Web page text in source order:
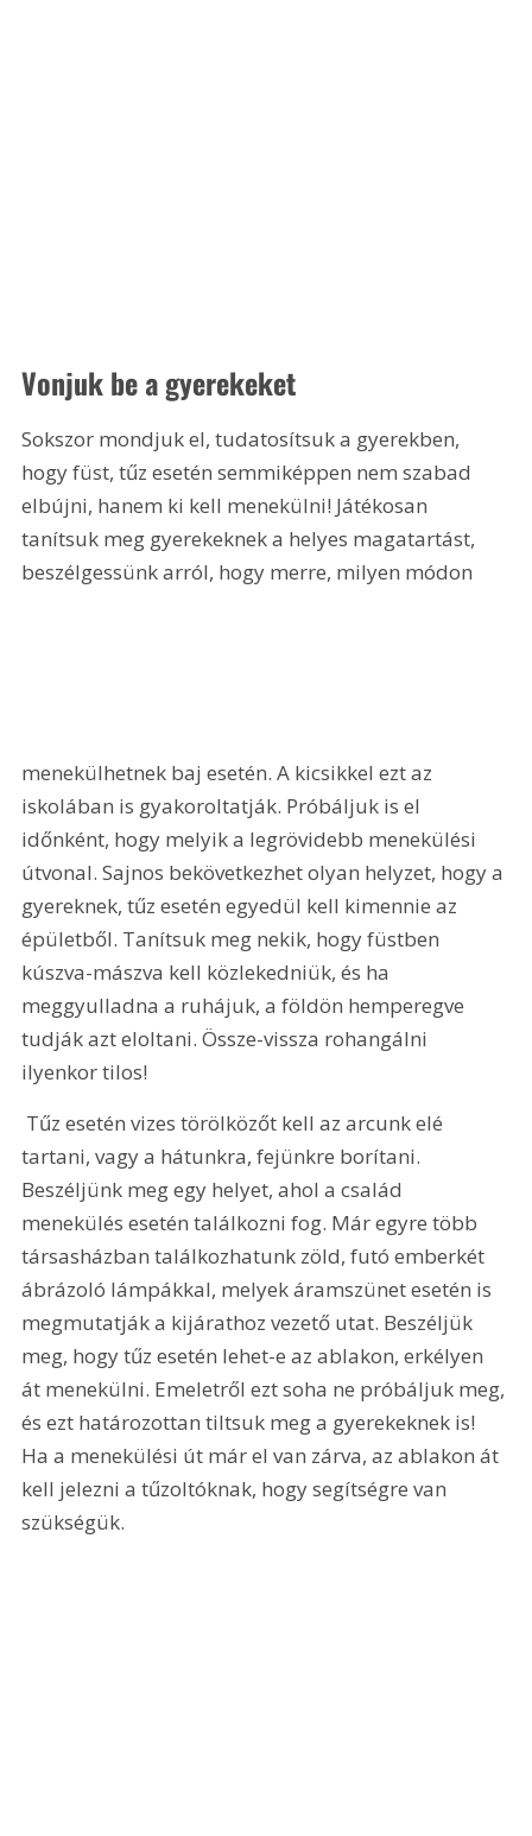
Vonjuk be a gyerekeket
Sokszor mondjuk el, tudatosítsuk a gyerekben,
hogy füst, tűz esetén semmiképpen nem szabad
elbújni, hanem ki kell menekülni! Játékosan
tanítsuk meg gyerekeknek a helyes magatartást,
beszélgessünk arról, hogy merre, milyen módon
menekülhetnek baj esetén. A kicsikkel ezt az
iskolában is gyakoroltatják. Próbáljuk is el
időnként, hogy melyik a legrövidebb menekülési
útvonal. Sajnos bekövetkezhet olyan helyzet, hogy a
gyereknek, tűz esetén egyedül kell kimennie az
épületből. Tanítsuk meg nekik, hogy füstben
kúszva-mászva kell közlekedniük, és ha
meggyulladna a ruhájuk, a földön hemperegve
tudják azt eloltani. Össze-vissza rohangálni
ilyenkor tilos!
tartani, vagy a hátunkra, fejünkre borítani.
Beszéljünk meg egy helyet, ahol a család
menekülés esetén találkozni fog. Már egyre több
társasházban találkozhatunk zöld, futó emberkét
ábrázoló lámpákkal, melyek áramszünet esetén is
megmutatják a kijárathoz vezető utat. Beszéljük
meg, hogy tűz esetén lehet-e az ablakon, erkélyen
át menekülni. Emeletről ezt soha ne próbáljuk meg,
és ezt határozottan tiltsuk meg a gyerekeknek is!
Ha a menekülési út már el van zárva, az ablakon át
kell jelezni a tűzoltóknak, hogy segítségre van
szükségük.